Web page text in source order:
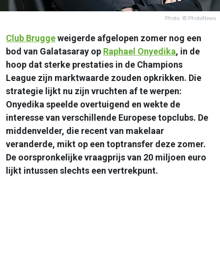
Photo: © PhotoNews
Club Bruggeweigerde afgelopen zomer nog een
bod van Galatasaray op Raphael Onyedika, in de
hoop dat sterke prestaties in de Champions
League zijn marktwaarde zouden opkrikken. Die
strategie lijkt nu zijn vruchten af te werpen:
Onyedika speelde overtuigend en wekte de
interesse van verschillende Europese topclubs. De
middenvelder, die recent van makelaar
veranderde, mikt op een toptransfer deze zomer.
De oorspronkelijke vraagprijs van 20 miljoen euro
lijkt intussen slechts een vertrekpunt.